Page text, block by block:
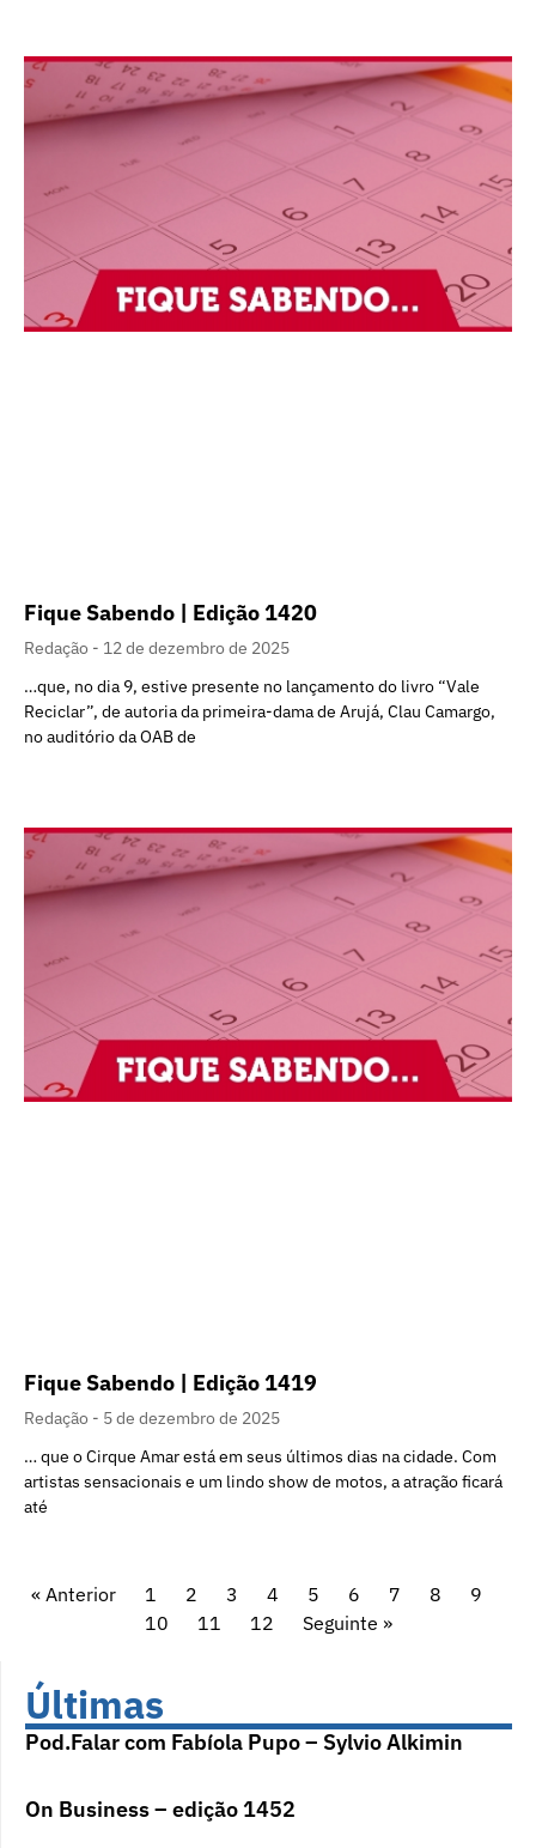
Fique Sabendo | Edição 1420
Redação
12 de dezembro de 2025
…que, no dia 9, estive presente no lançamento do livro “Vale
Reciclar”, de autoria da primeira-dama de Arujá, Clau Camargo,
no auditório da OAB de
Fique Sabendo | Edição 1419
Redação
5 de dezembro de 2025
… que o Cirque Amar está em seus últimos dias na cidade. Com
artistas sensacionais e um lindo show de motos, a atração ficará
até
« Anterior 1 2 3 4 5 6 7 8
9
10
11 12 Seguinte »
Últimas
Pod.Falar com Fabíola Pupo – Sylvio Alkimin
On Business – edição 1452